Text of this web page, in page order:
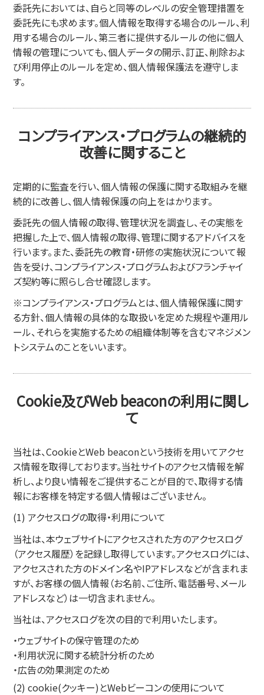
委託先においては、自らと同等のレベルの安全管理措置を
委託先にも求めます。個人情報を取得する場合のルール、利
用する場合のルール、第三者に提供するルールの他に個人
情報の管理についても、個人データの開示、訂正、削除およ
び利用停止のルールを定め、個人情報保護法を遵守しま
す。
コンプライアンス・プログラムの継続的
改善に関すること
定期的に監査を行い、個人情報の保護に関する取組みを継
続的に改善し、個人情報保護の向上をはかります。
委託先の個人情報の取得、管理状況を調査し、その実態を
把握した上で、個人情報の取得、管理に関するアドバイスを
行います。また、委託先の教育・研修の実施状況について報
告を受け、コンプライアンス・プログラムおよびフランチャイ
ズ契約等に照らし合せ確認します。
※コンプライアンス・プログラムとは、個人情報保護に関す
る方針、個人情報の具体的な取扱いを定めた規程や運用ル
ール、それらを実施するための組織体制等を含むマネジメン
トシステムのことをいいます。
Cookie及びWeb beaconの利用に関し
て
当社は、CookieとWeb beaconという技術を用いてアクセ
ス情報を取得しております。当社サイトのアクセス情報を解
析し、より良い情報をご提供することが目的で、取得する情
報にお客様を特定する個人情報はございません。
(1) アクセスログの取得・利用について
当社は、本ウェブサイトにアクセスされた方のアクセスログ
（アクセス履歴）を記録し取得しています。アクセスログには、
アクセスされた方のドメイン名やIPアドレスなどが含まれま
すが、お客様の個人情報（お名前、ご住所、電話番号、メール
アドレスなど）は一切含まれません。
当社は、アクセスログを次の目的で利用いたします。
・ウェブサイトの保守管理のため
・利用状況に関する統計分析のため
・広告の効果測定のため
(2) cookie(クッキー)とWebビーコンの使用について